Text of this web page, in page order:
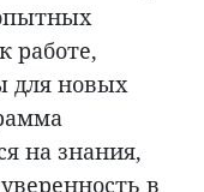
работе,
для новых
на знания,
в